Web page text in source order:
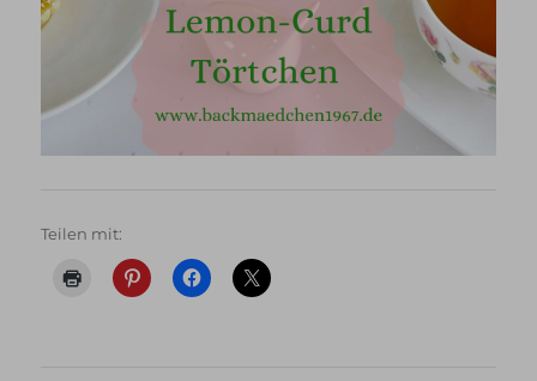
Teilen mit: